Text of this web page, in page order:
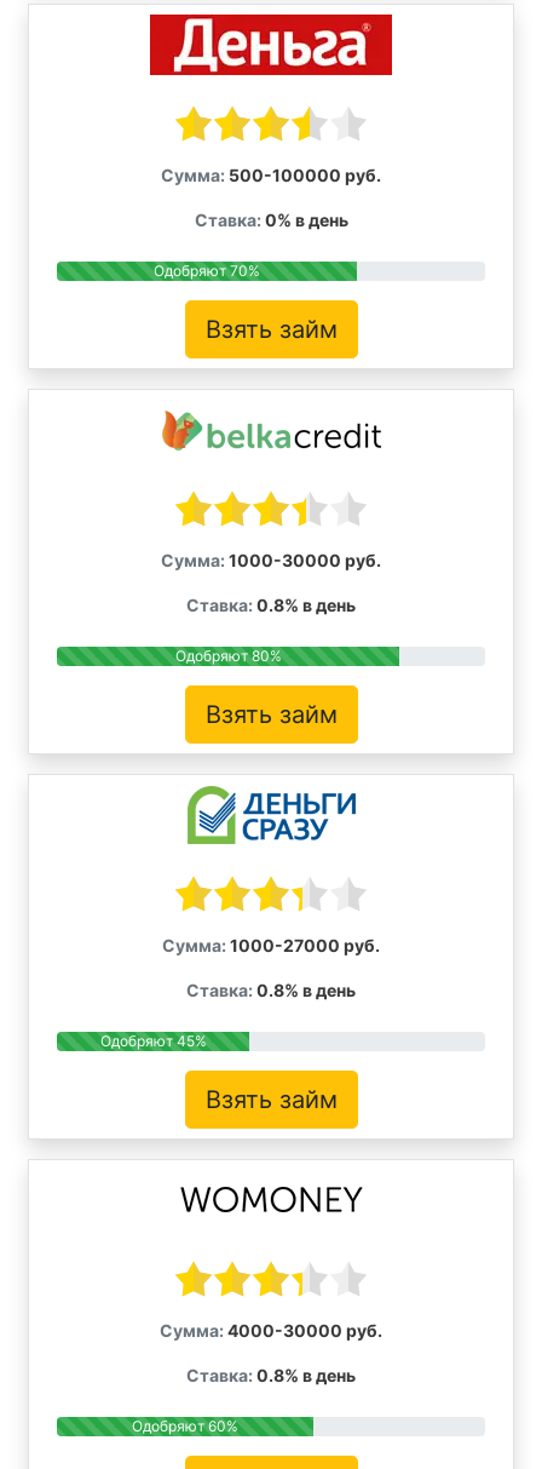
Сумма: 500-100000 руб.
Ставка: 0% в день
Одобряют 70%
Взять займ
Сумма: 1000-30000 руб.
Ставка: 0.8% в день
Одобряют 80%
Взять займ
Сумма: 1000-27000 руб.
Ставка: 0.8% в день
Одобряют 45%
Взять займ
Сумма: 4000-30000 руб.
Ставка: 0.8% в день
Одобряют 60%